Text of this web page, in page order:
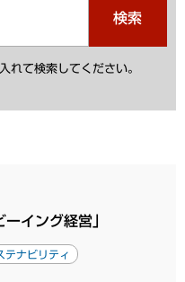
検索
れて検索してください。
イング経営」
テナビリティ